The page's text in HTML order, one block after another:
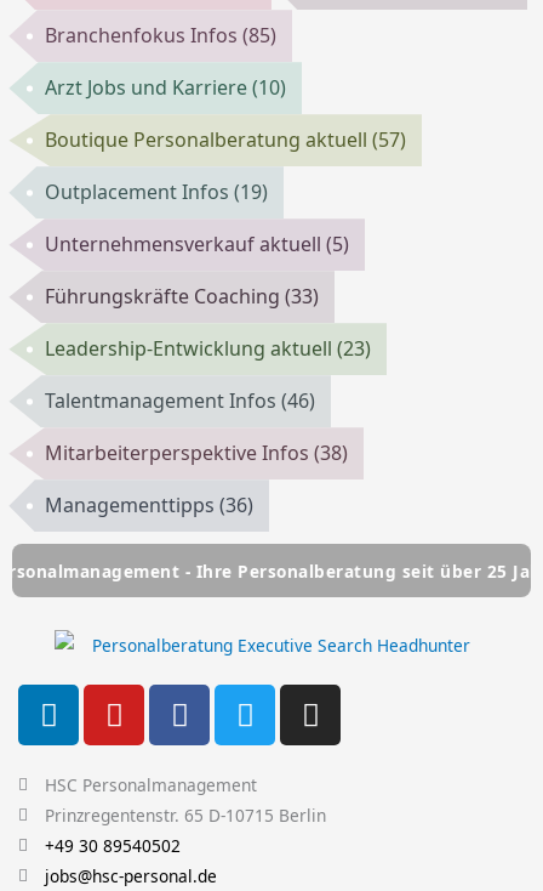
Branchenfokus Infos(85)
Arzt Jobs und Karriere(10)
Boutique Personalberatung aktuell(57)
Outplacement Infos(19)
Unternehmensverkauf aktuell(5)
Führungskräfte Coaching(33)
Leadership-Entwicklung aktuell(23)
Talentmanagement Infos(46)
Mitarbeiterperspektive Infos(38)
Managementtipps(36)
- Ihre Personalberatung seit über 25 Jahren
L
i
n
k
e
d
i
Y
o
u
t
u
b
e
F
a
c
e
b
o
o
T
w
i
t
t
I
n
s
a
HSC Personalmanagement
Prinzregentenstr. 65 D-10715 Berlin
+49 30 89540502
jobs@hsc-personal.de